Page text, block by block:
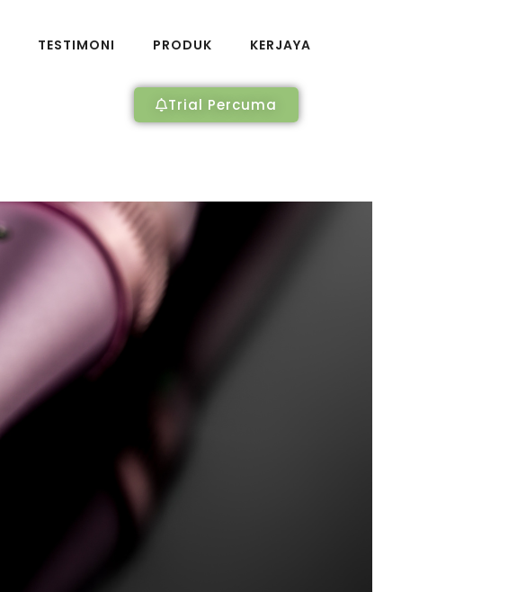
TESTIMONI PRODUK KERJAYA
Trial Percuma